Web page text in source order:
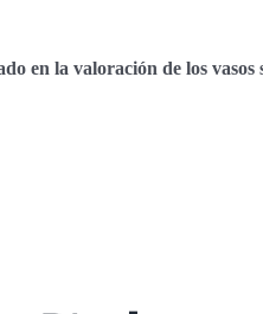
en la valoración de los